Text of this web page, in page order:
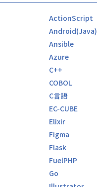
ActionScript
Android(Java)
Ansible
Azure
C++
COBOL
C言語
EC-CUBE
Elixir
Figma
Flask
FuelPHP
Go